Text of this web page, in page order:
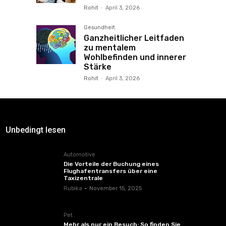
Rohit - April 3, 2026
Gesundheit
Ganzheitlicher Leitfaden
zu mentalem
Wohlbefinden und innerer
Stärke
Rohit - April 3, 2026
Unbedingt lesen
Automotive
Die Vorteile der Buchung eines
Flughafentransfers über eine
Taxizentrale
Rubika - November 15, 2025
Pet
Mehr als nur ein Besuch: So finden Sie